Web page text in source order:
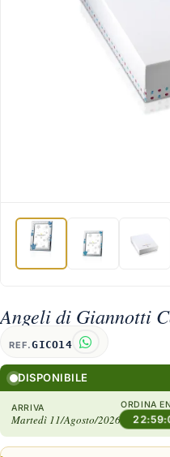
Angeli di Giannotti
REF.GICO14
DISPONIBILE
ARRIVA
Martedì 11/Agosto/2026
ORDINA